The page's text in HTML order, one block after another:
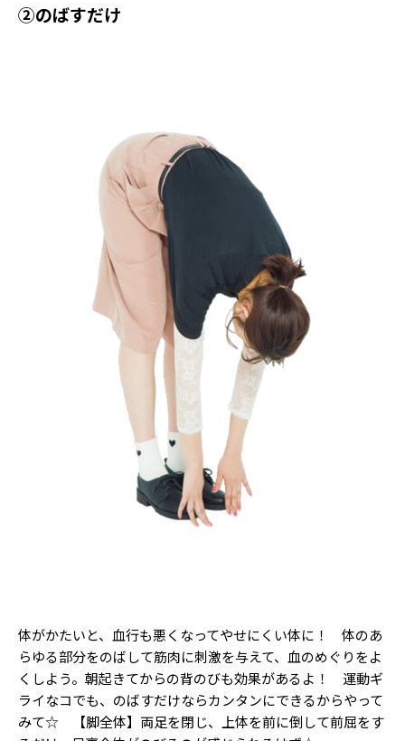
②のばすだけ
体がかたいと、血行も悪くなってやせにくい体に！ 体のあ
らゆる部分をのばして筋肉に刺激を与えて、血のめぐりをよ
くしよう。朝起きてからの背のびも効果があるよ！ 運動ギ
ライなコでも、のばすだけならカンタンにできるからやって
みて☆ 【脚全体】両足を閉じ、上体を前に倒して前屈をす